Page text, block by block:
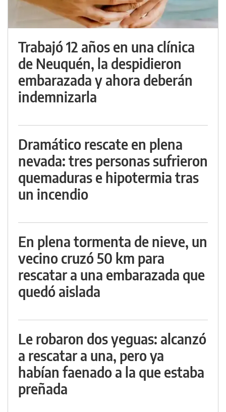
Trabajó 12 años en una clínica
de Neuquén, la despidieron
embarazada y ahora deberán
indemnizarla
Dramático rescate en plena
nevada: tres personas sufrieron
quemaduras e hipotermia tras
un incendio
En plena tormenta de nieve, un
vecino cruzó 50 km para
rescatar a una embarazada que
quedó aislada
Le robaron dos yeguas: alcanzó
a rescatar a una, pero ya
habían faenado a la que estaba
preñada